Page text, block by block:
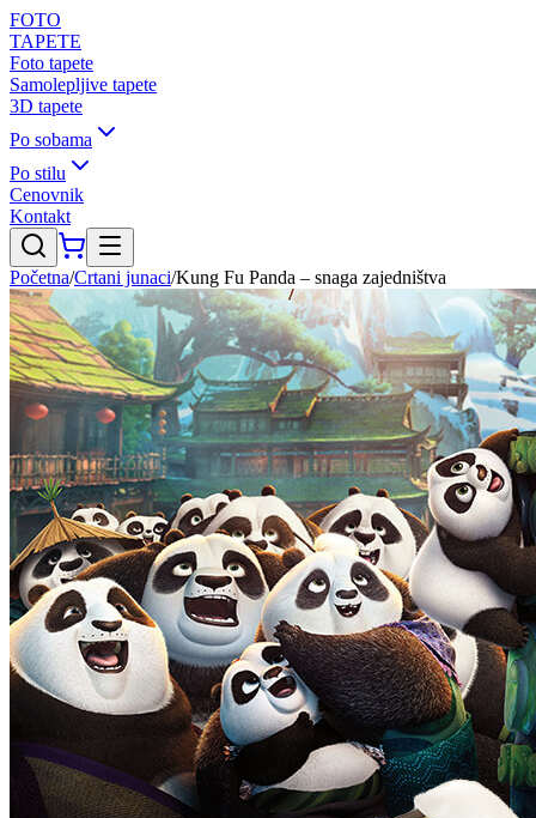
FOTO
TAPETE
Foto tapete
Samolepljive tapete
3D tapete
Po sobama
Po stilu
Cenovnik
Kontakt
Početna/Crtani junaci/Kung Fu Panda – snaga zajedništva